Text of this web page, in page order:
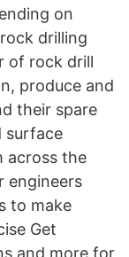
on
drilling
of rock drill
produce and
their spare
surface
across the
engineers
to make
Get
and more for